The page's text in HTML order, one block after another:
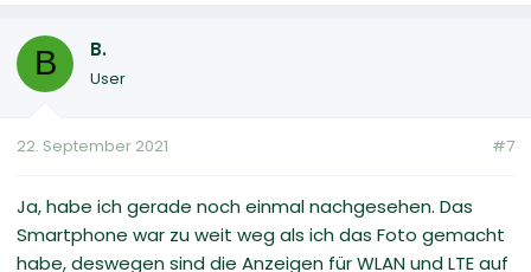
B B.
User
22. September 2021 #7
Ja, habe ich gerade noch einmal nachgesehen. Das
Smartphone war zu weit weg als ich das Foto gemacht
habe, deswegen sind die Anzeigen für WLAN und LTE auf